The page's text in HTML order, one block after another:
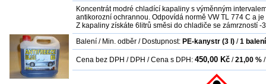
Koncentrát modré chladící kapaliny s výměnným
antikorozní ochrannou. Odpovídá normě VW TL 774 C a
Z kapaliny získáte 6litrů směsi do chladiče se zámrzností -
Balení / Min. odběr / Dostupnost: PE-kanystr (3 l) / 1 balení
Cena bez DPH / DPH / Cena s DPH: 450,00 Kč / 21,00 % /